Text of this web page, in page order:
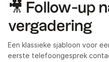
🎥 Follow-up
vergadering
Een klassieke sjabloon voor
eerste telefoongesprek